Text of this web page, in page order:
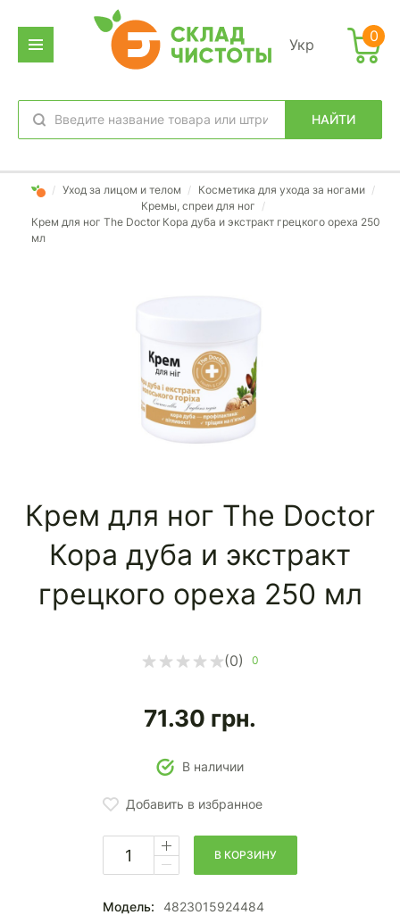
Укр
НАЙТИ
избранное вход
0
/ Уход за лицом и телом / Косметика для ухода за ногами /
Кремы, спреи для ног /
Крем для ног The Doctor Кора дуба и экстракт грецкого ореха 250
мл
Крем для ног The Doctor
Кора дуба и экстракт
грецкого ореха 250 мл
(0) 0
71.30 грн.
В наличии
Добавить в избранное
В КОРЗИНУ
Модель:
4823015924484